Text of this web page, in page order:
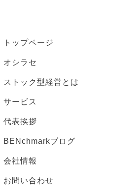
トップページ
オシラセ
ストック型経営とは
サービス
代表挨拶
BENchmarkブログ
会社情報
お問い合わせ